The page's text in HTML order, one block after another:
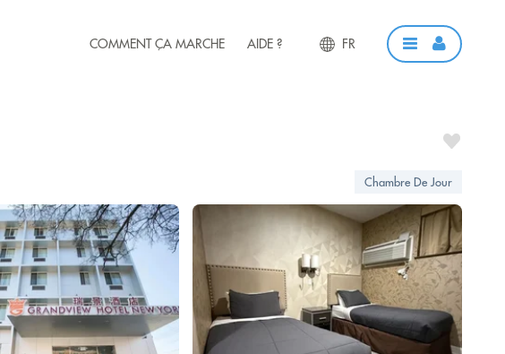
COMMENT ÇA MARCHE AIDE ? FR
Chambre De Jour